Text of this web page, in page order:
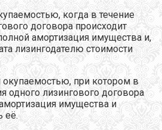
когда в течение
договора происходит
амортизация имущества и,
лизингодателю стоимости
окупаемостью, при котором в
одного лизингового договора
имущества и
её.